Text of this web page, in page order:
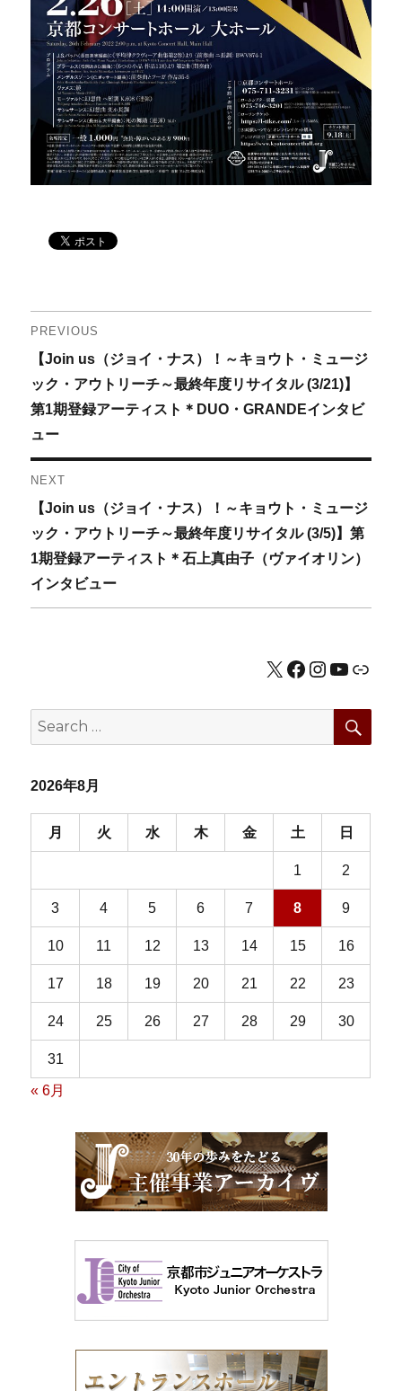
投
稿
ナ
ビ
ゲ
ー
シ
ョ
PREVIOUS
Previous
post:
【Join us（ジョイ・ナス）！～キョウト・ミュージ
ック・アウトリーチ～最終年度リサイタル (3/21)】
第1期登録アーティスト＊DUO・GRANDEインタビ
ュー
NEXT
Next
post:
【Join us（ジョイ・ナス）！～キョウト・ミュージ
ック・アウトリーチ～最終年度リサイタル (3/5)】第
1期登録アーティスト＊石上真由子（ヴァイオリン）
インタビュー
X Facebook
Instagram
公式HP
Search
for:
2026年8月
月 火 水 木 金 土 日
1 2
3 4 5 6 7 8 9
10 11 12 13 14 15 16
17 18 19 20 21 22 23
24 25 26 27 28 29 30
31
« 6月